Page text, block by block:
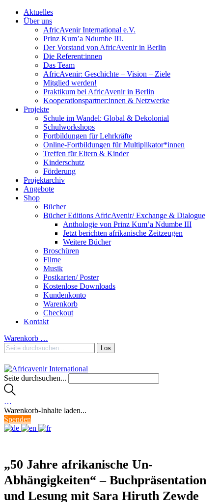
Aktuelles
Über uns
AfricAvenir International e.V.
Prinz Kum’a Ndumbe III.
Der Vorstand von AfricAvenir in Berlin
Die Referent:innen
Das Team
AfricAvenir: Geschichte – Vision – Ziele
Mitglied werden!
Praktikum bei AfricAvenir in Berlin
Kooperationspartner:innen & Netzwerke
Projekte
Schule im Wandel: Global & Dekolonial
Schulworkshops
Fortbildungen für Lehrkräfte
Online-Fortbildungen für Multiplikator*innen
Treffen für Eltern & Kinder
Kinderschutz
Förderung
Projektarchiv
Angebote
Shop
Bücher
Bücher Editions AfricAvenir/ Exchange & Dialogue
Anthologie von Prinz Kum’a Ndumbe III
Jetzt berichten afrikanische Zeitzeugen
Weitere Bücher
Broschüren
Filme
Musik
Postkarten/ Poster
Kostenlose Downloads
Kundenkonto
Warenkorb
Checkout
Kontakt
Warenkorb …
Seite durchsuchen...
…
Warenkorb-Inhalte laden...
Spenden
„50 Jahre afrikanische Un-
Abhängigkeiten“ – Buchpräsentation
und Lesung mit Sara Hiruth Zewde